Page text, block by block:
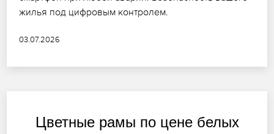
жилья под цифровым контролем.
03.07.2026
Цветные рамы по цене белых